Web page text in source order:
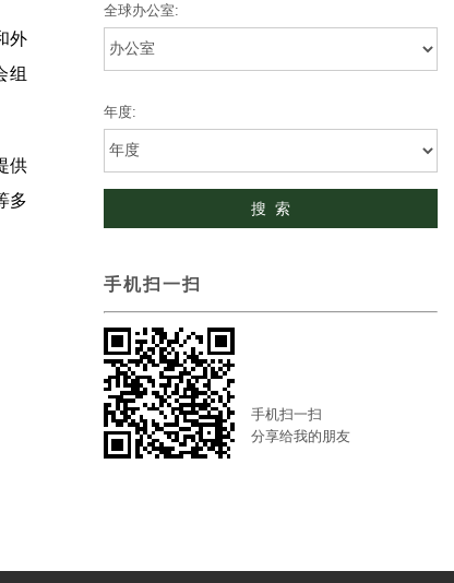
外
组
供
多
全球办公室:
年度:
手机扫一扫
手机扫一扫
分享给我的朋友